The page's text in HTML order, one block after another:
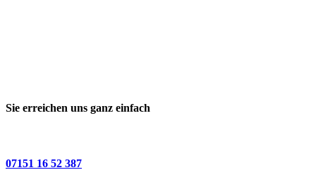
Sie erreichen uns ganz einfach
07151 16 52 387